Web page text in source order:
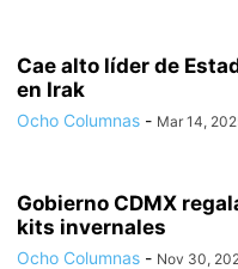
Cae alto líder de
en Irak
Ocho Columnas - Mar 14,
Gobierno CDMX
kits invernales
Ocho Columnas - Nov 30,